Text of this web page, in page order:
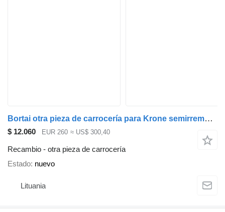
Bortai otra pieza de carrocería para Krone semirremolque
$ 12.060 EUR 260 ≈ US$ 300,40
Recambio - otra pieza de carrocería
Estado nuevo
Lituania